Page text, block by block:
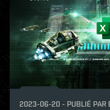
2023-06-20 - PUBLIÉ PAR